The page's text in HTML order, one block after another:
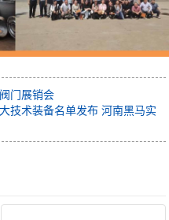
门展销会
技术装备名单发布 河南黑马实